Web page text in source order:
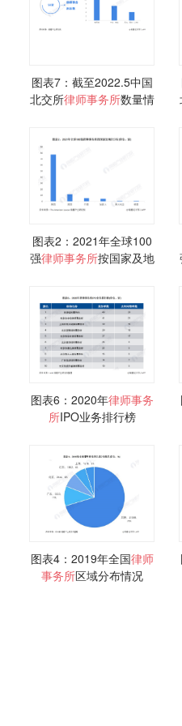
图表7：截至2022.5中国
北交所律师事务所数量情
图表2：2021年全球100
强律师事务所按国家及地
图表6：2020年律师事务
所IPO业务排行榜
图表4：2019年全国律师
事务所区域分布情况